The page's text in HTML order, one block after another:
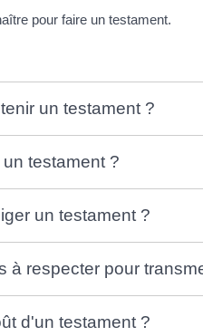
pour faire un testament.
un testament ?
testament ?
un testament ?
à respecter pour
d'un testament ?